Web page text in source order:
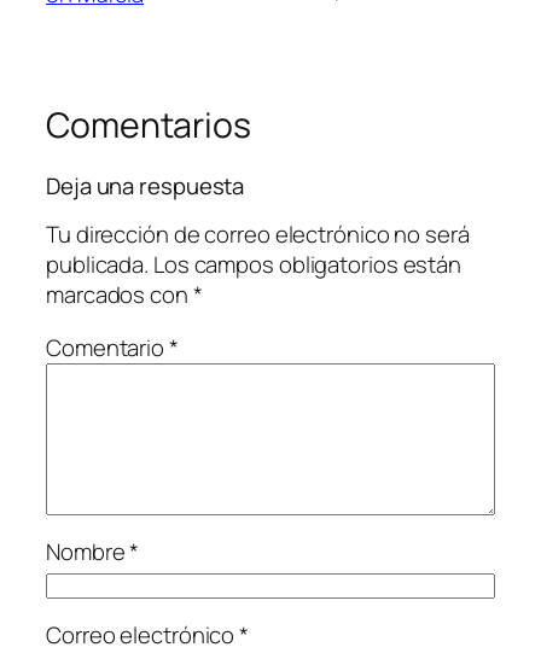
Comentarios
Deja una respuesta
Tu dirección de correo electrónico no será
publicada. Los campos obligatorios están
marcados con*
Comentario*
Nombre*
Correo electrónico*